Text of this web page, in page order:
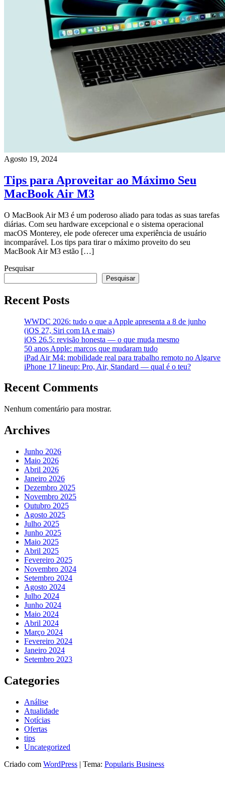
Agosto 19, 2024
Tips para Aproveitar ao Máximo Seu
MacBook Air M3
O MacBook Air M3 é um poderoso aliado para todas as suas tarefas
diárias. Com seu hardware excepcional e o sistema operacional
macOS Monterey, ele pode oferecer uma experiência de usuário
incomparável. Los tips para tirar o máximo proveito do seu
MacBook Air M3 estão […]
Pesquisar
Pesquisar
Recent Posts
WWDC 2026: tudo o que a Apple apresenta a 8 de junho
(iOS 27, Siri com IA e mais)
iOS 26.5: revisão honesta — o que muda mesmo
50 anos Apple: marcos que mudaram tudo
iPad Air M4: mobilidade real para trabalho remoto no Algarve
iPhone 17 lineup: Pro, Air, Standard — qual é o teu?
Recent Comments
Nenhum comentário para mostrar.
Archives
Junho 2026
Maio 2026
Abril 2026
Janeiro 2026
Dezembro 2025
Novembro 2025
Outubro 2025
Agosto 2025
Julho 2025
Junho 2025
Maio 2025
Abril 2025
Fevereiro 2025
Novembro 2024
Setembro 2024
Agosto 2024
Julho 2024
Junho 2024
Maio 2024
Abril 2024
Março 2024
Fevereiro 2024
Janeiro 2024
Setembro 2023
Categories
Análise
Atualidade
Notícias
Ofertas
tips
Uncategorized
Criado com WordPress | Tema: Popularis Business